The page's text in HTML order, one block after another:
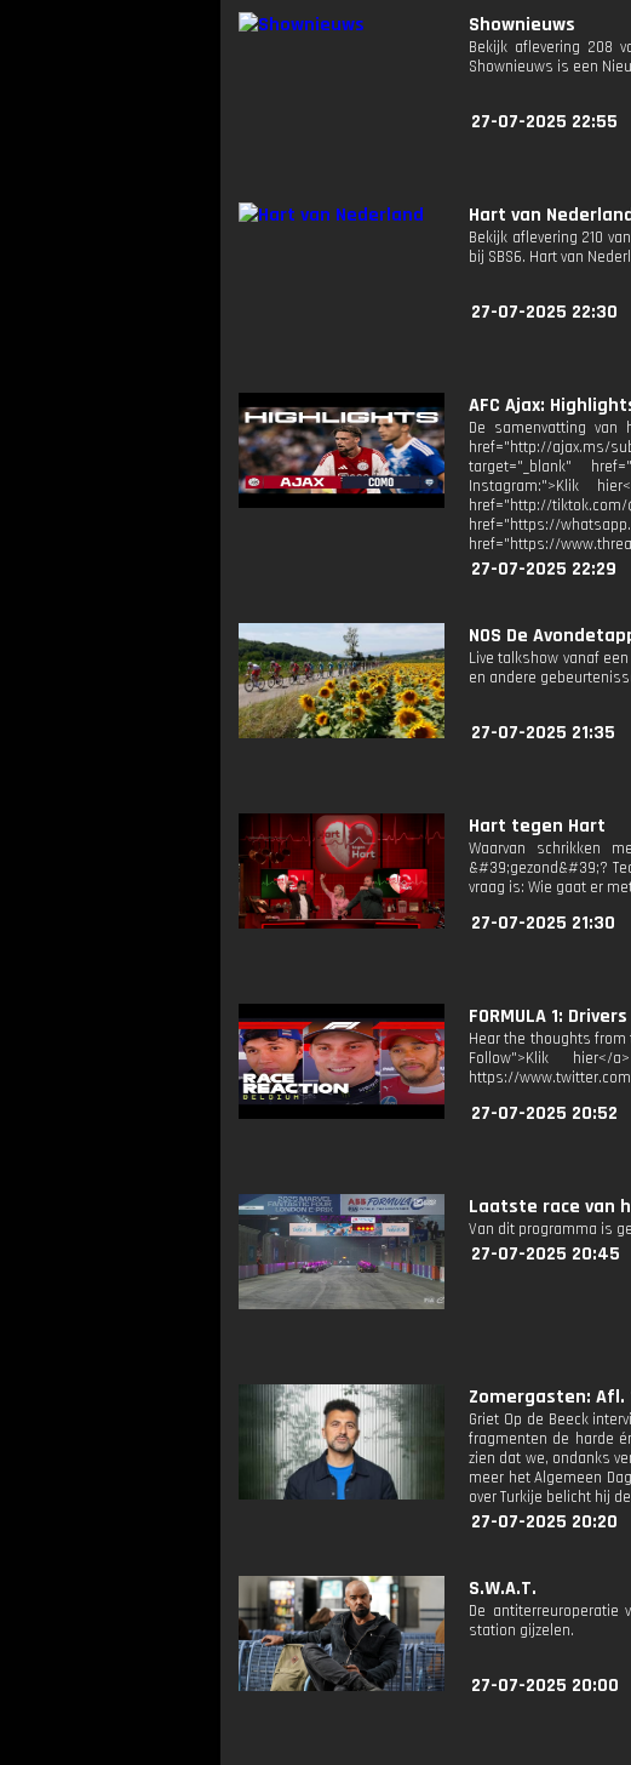
Shownieuws
Bekijk aflevering 208
Shownieuws is een
27-07-2025 22:55
Hart van
Bekijk aflevering 210
bij SBS6. Hart van
27-07-2025 22:30
AFC Ajax:
De samenvatting van
href="http://ajax.ms/
target="_blank"
Instagram:">Klik
href="http://
href="https://
href="https://
27-07-2025 22:29
NOS De
Live talkshow vanaf
en andere
27-07-2025 21:35
Hart tegen Hart
Waarvan schrikken
&#39;gezond&#39;?
vraag is: Wie gaat er
27-07-2025 21:30
FORMULA 1:
Hear the thoughts from
Follow">Klik hier</
https://
27-07-2025 20:52
Laatste race van
Van dit programma is
27-07-2025 20:45
Zomergasten: Afl.
Griet Op de Beeck
fragmenten de harde
zien dat we, ondanks
meer het Algemeen
over Turkije belicht hij
27-07-2025 20:20
S.W.A.T.
De antiterreuroperatie
station gijzelen.
27-07-2025 20:00